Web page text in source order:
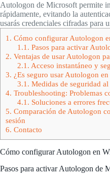
Autologon de Microsoft permite
rápidamente, evitando la
usarás credenciales cifradas para
1. Cómo configurar Autologon
1.1. Pasos para activar
2. Ventajas de usar Autologon
2.1. Acceso instantáneo y
3. ¿Es seguro usar Autologon
3.1. Medidas de seguridad
4. Troubleshooting: Problemas
4.1. Soluciones a errores
5. Comparación de Autologon
sesión
6. Contacto
Cómo configurar Autologon en
Pasos para activar Autologon de